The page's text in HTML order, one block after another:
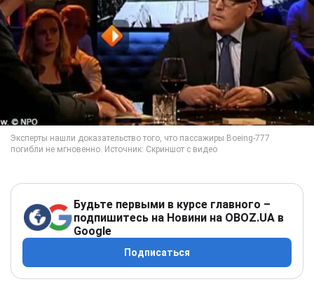
Будьте первыми в курсе главного –
подпишитесь на Новини на OBOZ.UA в
Google
Подписаться